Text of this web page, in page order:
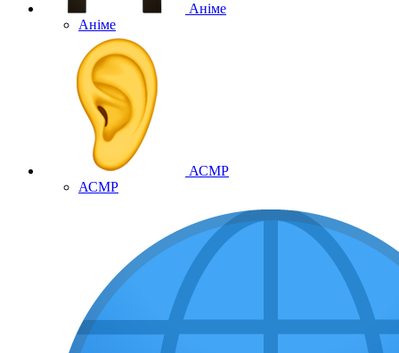
Аніме
Аніме
АСМР
АСМР